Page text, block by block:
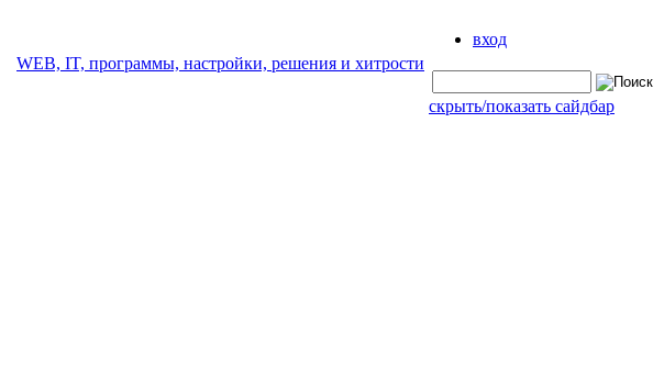
WEB, IT, программы, настройки, решения и хитрости
вход
скрыть/показать сайдбар